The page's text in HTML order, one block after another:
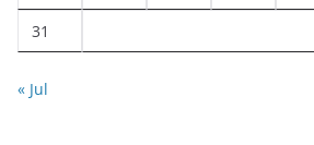
31
« Jul